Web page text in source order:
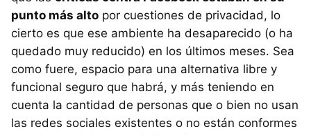
punto más alto por cuestiones de privacidad, lo
cierto es que ese ambiente ha desaparecido (o ha
quedado muy reducido) en los últimos meses. Sea
como fuere, espacio para una alternativa libre y
funcional seguro que habrá, y más teniendo en
cuenta la cantidad de personas que o bien no usan
las redes sociales existentes o no están conformes